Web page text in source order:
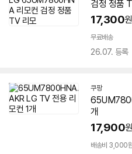
검정 정품
17,300원
무료배송
26.07. 등록
쿠팡
개
17,900원
배송비 3,000